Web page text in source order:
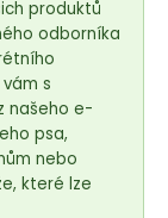
produktů
odborníka
s
našeho e-
psa,
nebo
které lze